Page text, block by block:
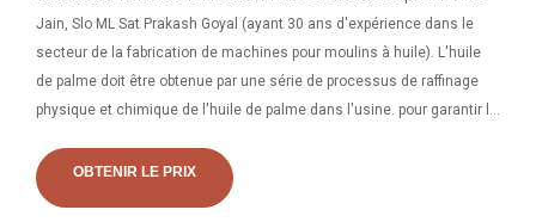
Jain, Slo ML Sat Prakash Goyal (ayant 30 ans d'expérience dans le
secteur de la fabrication de machines pour moulins à huile). L'huile
de palme doit être obtenue par une série de processus de raffinage
physique et chimique de l'huile de palme dans l'usine. pour garantir la
de traitement de l'huile de palme approprié, l'ensemble du processus
physique et chimique
OBTENIR LE PRIX